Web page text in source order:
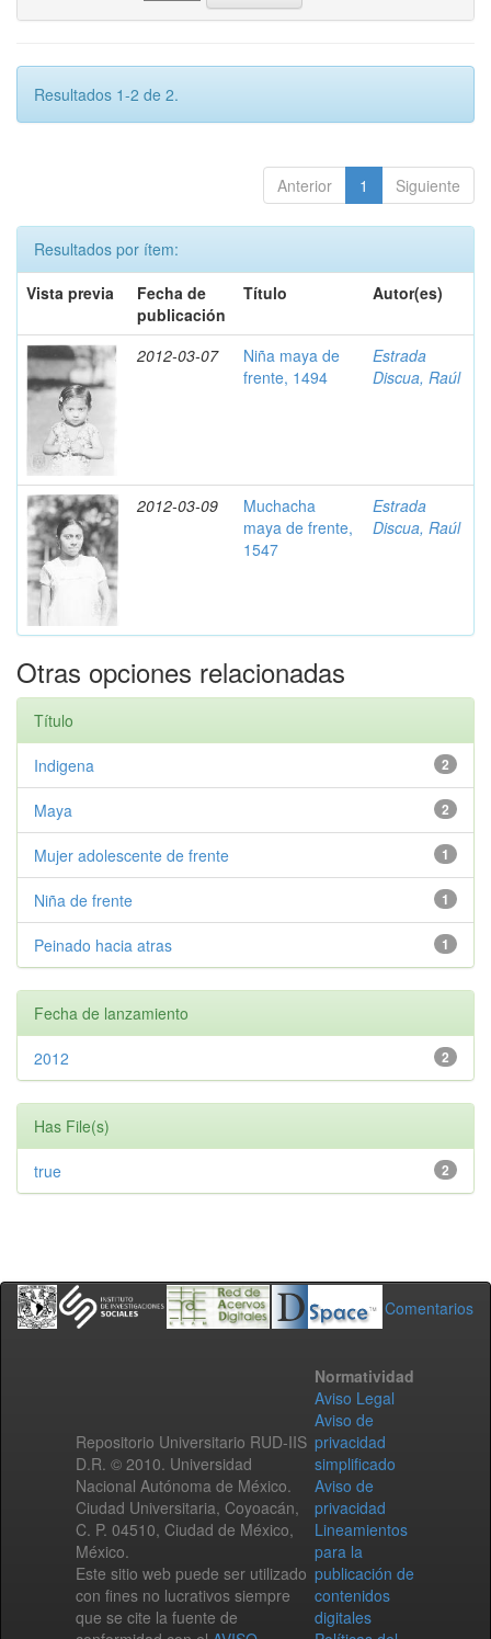
Resultados 1-2 de 2.
Anterior 1 Siguiente
Resultados por ítem:
Vista previa
Fecha de
publicación
Título Autor(es)
2012-03-07
Niña maya de
frente, 1494
Estrada
Discua, Raúl
2012-03-09
Muchacha
maya de frente,
1547
Estrada
Discua, Raúl
Otras opciones relacionadas
Título
2
Indigena
2
Maya
1
Mujer adolescente de frente
1
Niña de frente
1
Peinado hacia atras
Fecha de lanzamiento
2
2012
Has File(s)
2
true
Comentarios
Repositorio Universitario RUD-IIS
D.R. © 2010. Universidad
Nacional Autónoma de México.
Ciudad Universitaria, Coyoacán,
C. P. 04510, Ciudad de México,
México.
Este sitio web puede ser utilizado
con fines no lucrativos siempre
que se cite la fuente de
Normatividad
Aviso Legal
Aviso de
privacidad
simplificado
Aviso de
privacidad
Lineamientos
para la
publicación de
contenidos
digitales